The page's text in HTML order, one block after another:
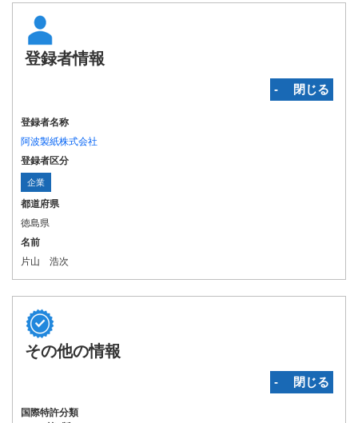
登録者情報
‐ 閉じる
登録者名称
阿波製紙株式会社
登録者区分
企業
都道府県
徳島県
名前
片山 浩次
その他の情報
‐ 閉じる
国際特許分類